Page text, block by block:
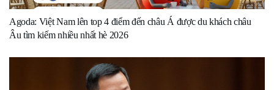
Agoda: Việt Nam lên top 4 điểm đến châu Á được du khách châu
Âu tìm kiếm nhiều nhất hè 2026